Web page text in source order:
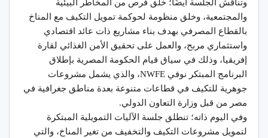
وتناقش الجلسة أيضًا؛ خلق فرص من المخاطر البيئية
والمجتمعية، وخلق منظومة لحوكمة تمويل التكيف مع المناخ
بالقطاع المصرفي بهدف بناء مشاريع ذات عائد اقتصادي
واستثماري مربح، والعمل على تحقيق الأمن الغذائي لقارة
إفريقيا، وذلك في سياق قيام الحكومة المصرية بإطلاق
البرنامج المبتكر نوفي NWFE، والذي يشمل مشروعات
جوهرية للتكيف في قطاعات متنوعة بعدة مناطق جغرافية في
مصر من قبل وزارة التعاون الدولي.
وفي اليوم ذاته؛ تنطلق جلسة الآليات التمويلية المبتكرة
لتمويل مشروعات التكيف والتخفيف من تغير المناخ، والتي